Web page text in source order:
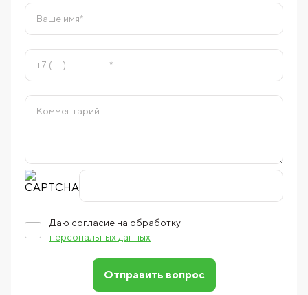
Даю согласие на обработку
персональных данных
Отправить вопрос